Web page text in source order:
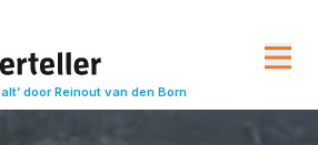
door Reinout van den Born